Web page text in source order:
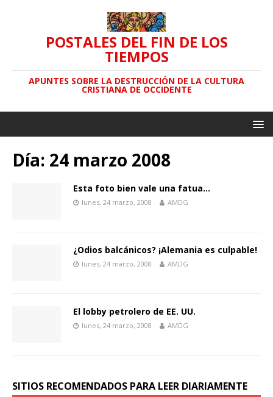
POSTALES DEL FIN DE LOS
TIEMPOS
APUNTES SOBRE LA DESTRUCCIÓN DE LA CULTURA
CRISTIANA DE OCCIDENTE
Día: 24 marzo 2008
Esta foto bien vale una fatua…
lunes, 24 marzo, 2008 AMDG
¿Odios balcánicos? ¡Alemania es culpable!
lunes, 24 marzo, 2008 AMDG
El lobby petrolero de EE. UU.
lunes, 24 marzo, 2008 AMDG
SITIOS RECOMENDADOS PARA LEER DIARIAMENTE